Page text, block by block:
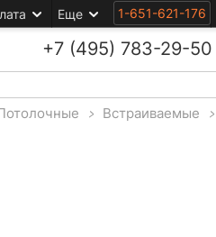
Еще 1-651-621-176
+7 (495) 783-29-50
> Встраиваемые >